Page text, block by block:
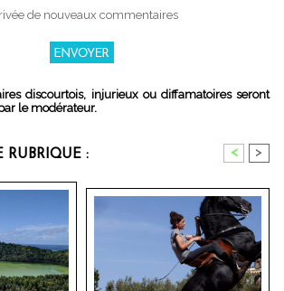
de nouveaux commentaires
discourtois, injurieux ou diffamatoires seront
le modérateur.
RUBRIQUE : < >